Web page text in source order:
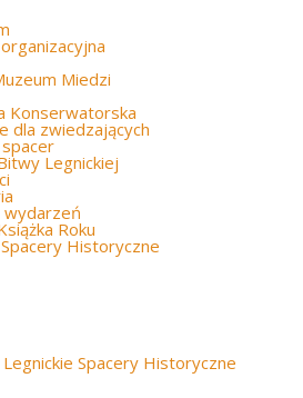
Miedzi
Konserwatorska
dla zwiedzających
Legnickiej
wydarzeń
Roku
Historyczne
Spacery Historyczne